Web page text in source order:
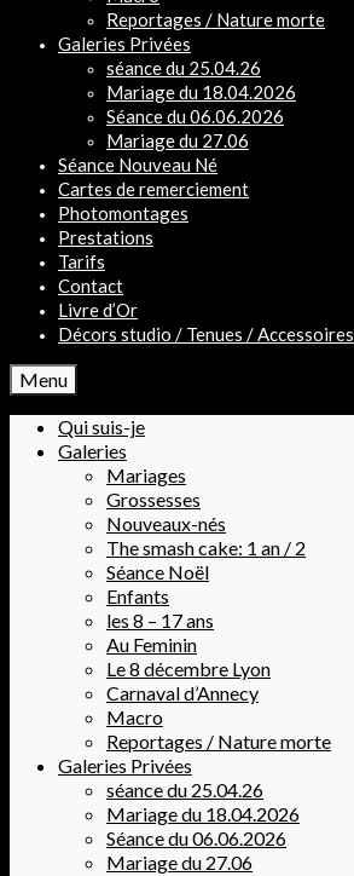
Reportages / Nature morte
Galeries Privées
séance du 25.04.26
Mariage du 18.04.2026
Séance du 06.06.2026
Mariage du 27.06
Séance Nouveau Né
Cartes de remerciement
Photomontages
Prestations
Tarifs
Contact
Livre d’Or
Décors studio / Tenues / Accessoires
Menu
Qui suis-je
Galeries
Mariages
Grossesses
Nouveaux-nés
The smash cake: 1 an / 2
Séance Noël
Enfants
les 8 – 17 ans
Au Feminin
Le 8 décembre Lyon
Carnaval d’Annecy
Macro
Reportages / Nature morte
Galeries Privées
séance du 25.04.26
Mariage du 18.04.2026
Séance du 06.06.2026
Mariage du 27.06